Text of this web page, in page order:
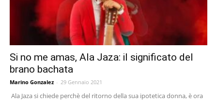
Si no me amas, Ala Jaza: il significato del
brano bachata
Marino Gonzalez - 29 Gennaio 2021
Ala Jaza si chiede perchè del ritorno della sua ipotetica donna, è ora